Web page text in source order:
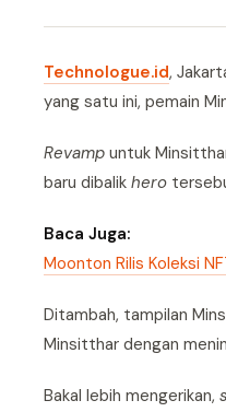
Technologue.id,
yang satu ini, pemain
Revamp untuk
baru dibalik hero
Baca Juga:
Moonton Rilis Koleksi
Ditambah, tampilan
Minsitthar dengan
Bakal lebih mengerikan,